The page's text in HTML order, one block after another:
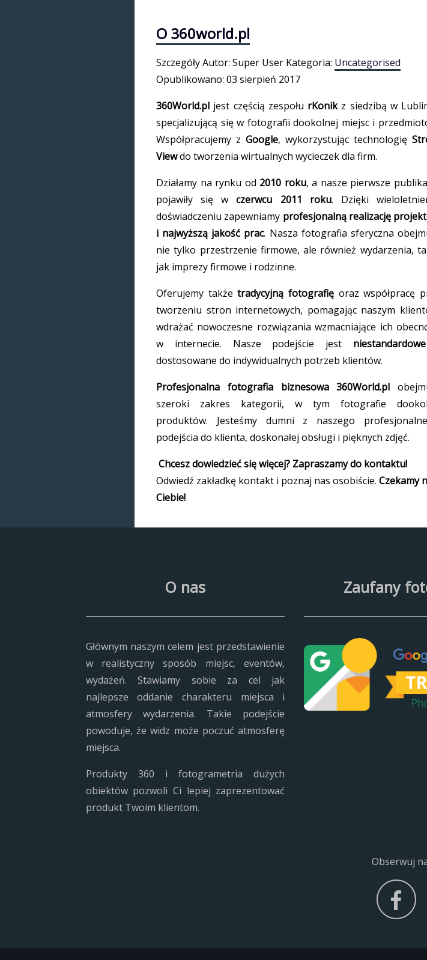
O 360world.pl
SzczegółyAutor: Super User Kategoria: Uncategorised
Opublikowano: 03 sierpień 2017
360World.pl jest częścią zespołu rKonikz siedzibą w
specjalizującą się w fotografii dookolnej miejsc i
Współpracujemy z Google, wykorzystując technologię
Viewdo tworzenia wirtualnych wycieczek dla firm.
Działamy na rynku od 2010 roku, a nasze pierwsze
pojawiły się wczerwcu 2011 roku. Dzięki
doświadczeniu zapewniamy profesjonalną realizację
i najwyższą jakość prac. Nasza fotografia sferyczna
nie tylko przestrzenie firmowe, ale również wydarzenia,
jak imprezy firmowe i rodzinne.
Oferujemy takżetradycyjną fotografię oraz współpracę
tworzeniu stron internetowych, pomagając naszym
wdrażać nowoczesne rozwiązania wzmacniające ich
w internecie. Nasze podejście jest niestandardowe
dostosowane do indywidualnych potrzeb klientów.
Profesjonalna fotografia biznesowa 360World.pl
szeroki zakres kategorii, w tym fotografie
produktów. Jesteśmy dumni z naszego
podejścia do klienta, doskonałej obsługi i pięknych zdjęć.
Chcesz dowiedzieć się więcej? Zapraszamy do kontaktu!
Odwiedź zakładkę kontakt i poznaj nas osobiście. Czekamy
Ciebie!
O nas
Głównym naszym celem jest przedstawienie
w realistyczny sposób miejsc, eventów,
wydażeń. Stawiamy sobie za cel jak
najlepsze oddanie charakteru miejsca i
atmosfery wydarzenia. Takie podejście
powoduje, że widz może poczuć atmosferę
miejsca.
Produkty 360 i fotogrametria dużych
obiektów pozwoli Ci lepiej zaprezentować
produkt Twoim klientom.
Zaufany
Obserwuj